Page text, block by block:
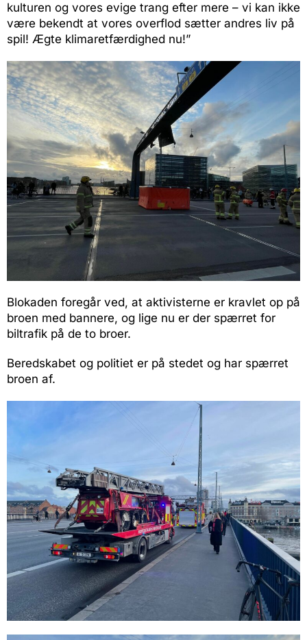
kulturen og vores evige trang efter mere – vi kan ikke
være bekendt at vores overflod sætter andres liv på
spil! Ægte klimaretfærdighed nu!”
Blokaden foregår ved, at aktivisterne er kravlet op på
broen med bannere, og lige nu er der spærret for
biltrafik på de to broer.
Beredskabet og politiet er på stedet og har spærret
broen af.